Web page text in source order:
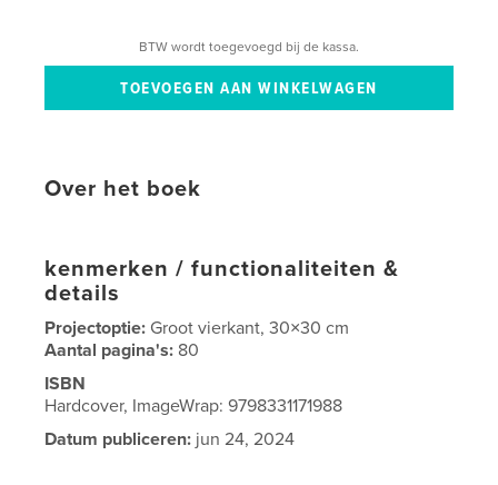
BTW wordt toegevoegd bij de kassa.
Over het boek
kenmerken / functionaliteiten &
details
Projectoptie: Groot vierkant, 30×30 cm
Aantal pagina's: 80
ISBN
Hardcover, ImageWrap: 9798331171988
Datum publiceren: jun 24, 2024